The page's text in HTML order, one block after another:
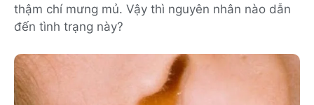
thậm chí mưng mủ. Vậy thì nguyên nhân nào dẫn
đến tình trạng này?